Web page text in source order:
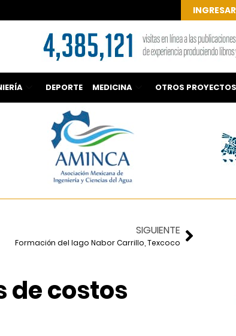
INGRESAR
DEPORTE MEDICINA OTROS PROYECTOS
SIGUIENTE
Formación del lago Nabor Carrillo, Texcoco
de costos